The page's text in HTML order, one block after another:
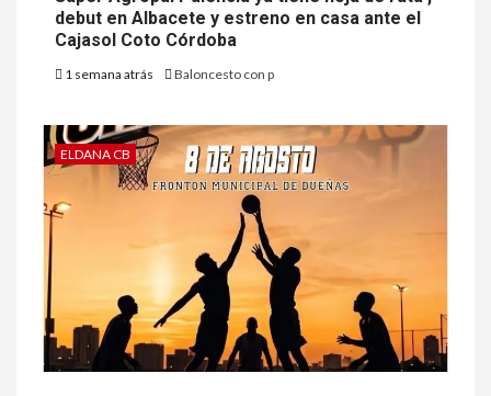
debut en Albacete y estreno en casa ante el
Cajasol Coto Córdoba
1 semana atrás Baloncesto con p
ELDANA CB